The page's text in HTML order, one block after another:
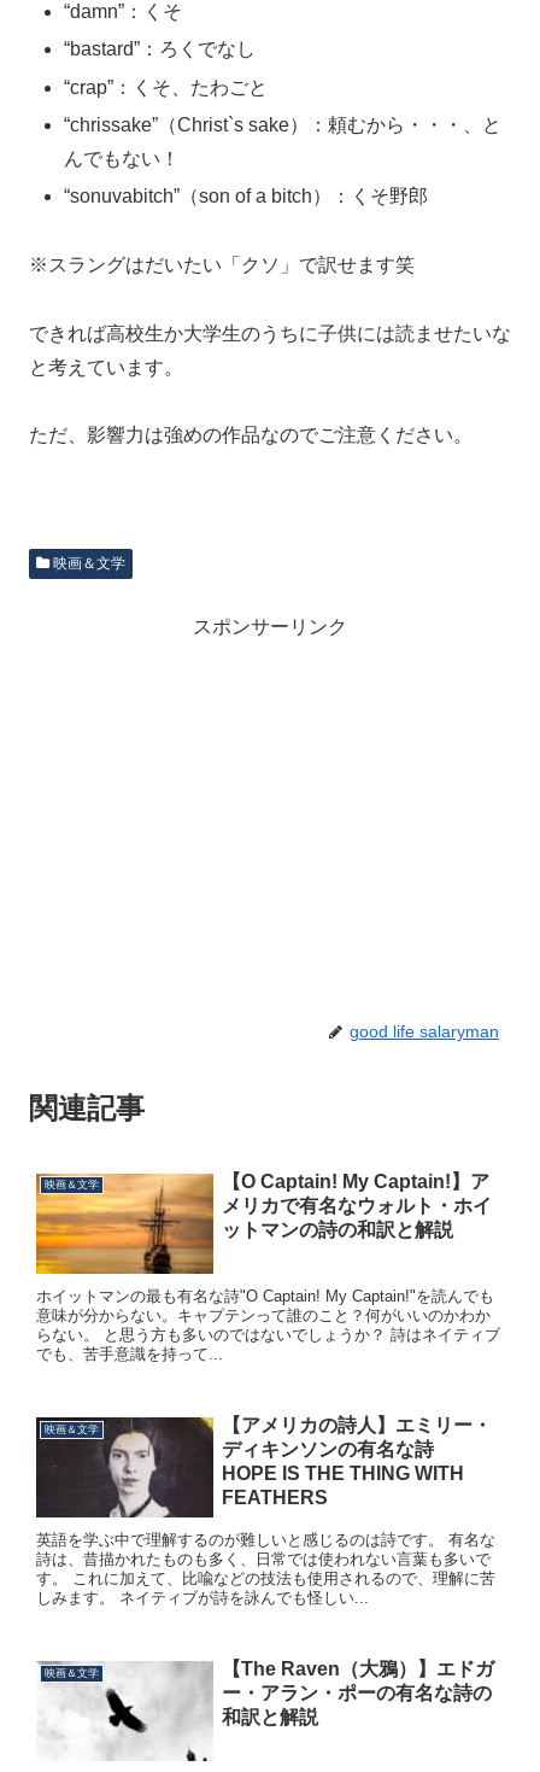
“damn”：くそ
“bastard”：ろくでなし
“crap”：くそ、たわごと
“chrissake”（Christ`s sake）：頼むから・・・、と
んでもない！
“sonuvabitch”（son of a bitch）：くそ野郎
※スラングはだいたい「クソ」で訳せます笑
できれば高校生か大学生のうちに子供には読ませたいな
と考えています。
ただ、影響力は強めの作品なのでご注意ください。
映画＆文学
スポンサーリンク
good life salaryman
関連記事
映画＆文学
【O Captain! My Captain!】ア
メリカで有名なウォルト・ホイ
ットマンの詩の和訳と解説
ホイットマンの最も有名な詩"O Captain! My Captain!"を読んでも
意味が分からない。キャプテンって誰のこと？何がいいのかわか
らない。 と思う方も多いのではないでしょうか？ 詩はネイティブ
でも、苦手意識を持って...
映画＆文学
【アメリカの詩人】エミリー・
ディキンソンの有名な詩
HOPE IS THE THING WITH
FEATHERS
英語を学ぶ中で理解するのが難しいと感じるのは詩です。 有名な
詩は、昔描かれたものも多く、日常では使われない言葉も多いで
す。 これに加えて、比喩などの技法も使用されるので、理解に苦
しみます。 ネイティブが詩を詠んでも怪しい...
映画＆文学
【The Raven（大鴉）】エドガ
ー・アラン・ポーの有名な詩の
和訳と解説